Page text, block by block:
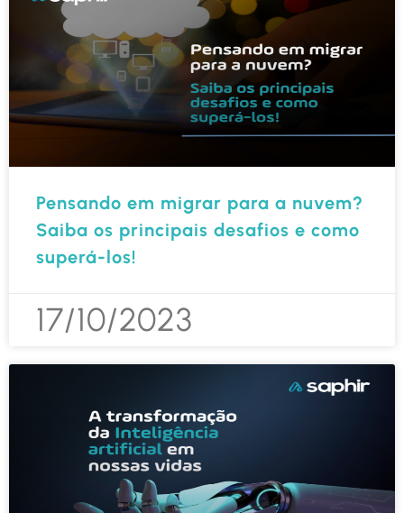
Pensando em migrar para a nuvem?
Saiba os principais desafios e como
superá-los!
17/10/2023